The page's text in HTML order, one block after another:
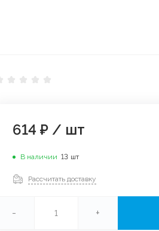
614 ₽ / шт
В наличии 13 шт
Рассчитать доставку
- +